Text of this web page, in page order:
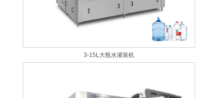
3-15L大瓶水灌装机